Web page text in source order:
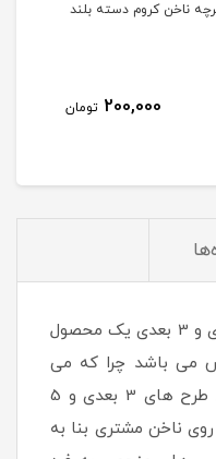
ناخن کروم دسته بلند
200,000 تومان
مگنت های چشم گربه ای 5 بعدی و 3 بعدی یک محصول
می باشد چرا که می
توانند جدید ترین و متنوع ترین طرح های 3 بعدی و 5
ناخن مشتری بنا به